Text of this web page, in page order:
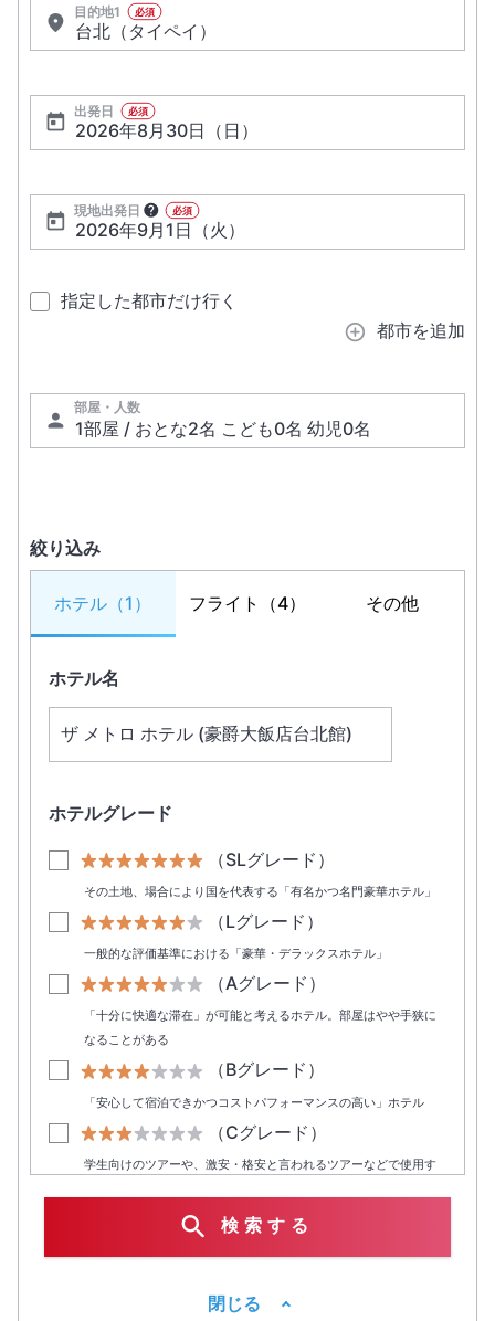
目的地1 必須
出発日 必須
現地出発日 必須
指定した都市だけ行く
都市を追加
部屋・人数
絞り込み
ホテル （1） フライト （4） その他
ホテル名
ホテルグレード
（SLグレード）
その土地、場合により国を代表する「有名かつ名門豪華ホテル」
（Lグレード）
一般的な評価基準における「豪華・デラックスホテル」
（Aグレード）
「十分に快適な滞在」が可能と考えるホテル。部屋はやや手狭に
なることがある
（Bグレード）
「安心して宿泊できかつコストパフォーマンスの高い」ホテル
（Cグレード）
学生向けのツアーや、激安・格安と言われるツアーなどで使用す
（Dグレード）
サービス・施設は効率を重視した最低限の装備
検索する
閉じる